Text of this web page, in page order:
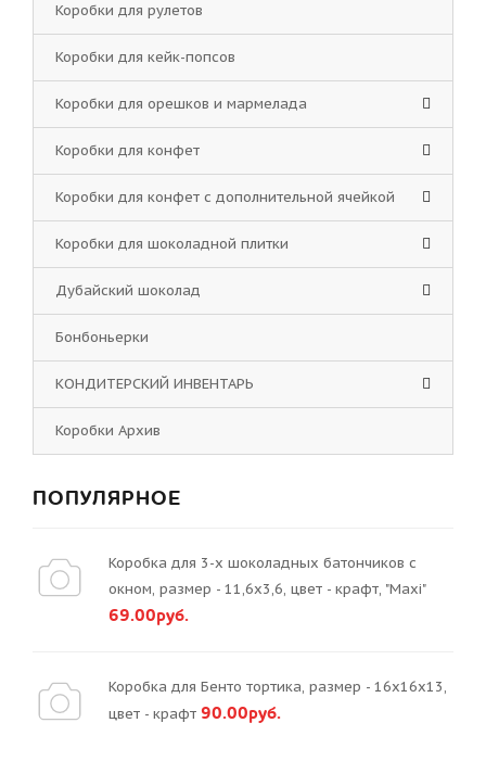
Коробки для рулетов
Коробки для кейк-попсов
Коробки для орешков и мармелада
Коробки для конфет
Коробки для конфет с дополнительной ячейкой
Коробки для шоколадной плитки
Дубайский шоколад
Бонбоньерки
КОНДИТЕРСКИЙ ИНВЕНТАРЬ
Коробки Архив
ПОПУЛЯРНОЕ
Коробка для 3-х шоколадных батончиков с
окном, размер - 11,6х3,6, цвет - крафт, "Maxi"
69.00руб.
Коробка для Бенто тортика, размер - 16х16х13,
цвет - крафт 90.00руб.